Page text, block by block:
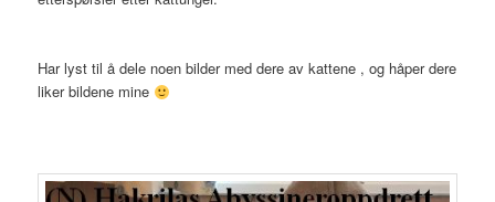
Har lyst til å dele noen bilder med dere av kattene , og håper dere
liker bildene mine